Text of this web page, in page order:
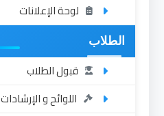
لوحة الإعلانات
الطلاب
قبول الطلاب
اللوائح و الإرشادات